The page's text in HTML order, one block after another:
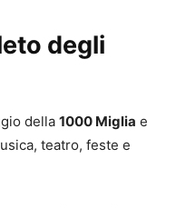
degli
della 1000 Miglia e
teatro, feste e